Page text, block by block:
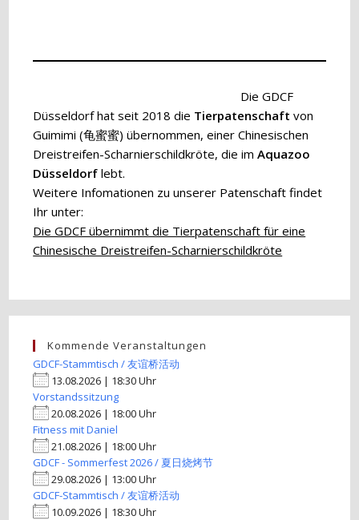
Die GDCF
Düsseldorf hat seit 2018 die Tierpatenschaftvon
Guimimi (龟蜜蜜) übernommen, einer Chinesischen
Dreistreifen-Scharnierschildkröte, die imAquazoo
Düsseldorf lebt.
Weitere Infomationen zu unserer Patenschaft findet
Ihr unter:
Die GDCF übernimmt die Tierpatenschaft für eine
Chinesische Dreistreifen-Scharnierschildkröte
Kommende Veranstaltungen
GDCF-Stammtisch / 友谊桥活动
13.08.2026 | 18:30 Uhr
Vorstandssitzung
20.08.2026 | 18:00 Uhr
Fitness mit Daniel
21.08.2026 | 18:00 Uhr
GDCF - Sommerfest 2026 / 夏日烧烤节
29.08.2026 | 13:00 Uhr
GDCF-Stammtisch / 友谊桥活动
10.09.2026 | 18:30 Uhr